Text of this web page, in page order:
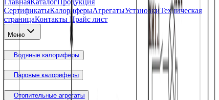
ГлавнаяКаталогПродукция
СертификатыКалориферыАгрегатыУстановкиТехническая
страницаКонтакты Прайс лист
Меню
Водяные калориферы
Паровые калориферы
Отопительные агрегаты